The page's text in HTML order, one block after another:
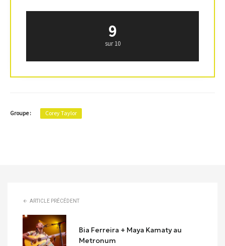
9
sur 10
Groupe : Corey Taylor
ARTICLE PRÉCÉDENT
Bia Ferreira + Maya Kamaty au
Metronum